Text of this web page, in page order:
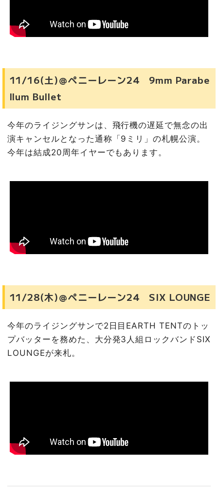
11/16(土)＠ペニーレーン24 9mm Parabe
llum Bullet
今年のライジングサンは、飛行機の遅延で無念の出
演キャンセルとなった通称「9ミリ」の札幌公演。
今年は結成20周年イヤーでもあります。
11/28(木)＠ペニーレーン24 SIX LOUNGE
今年のライジングサンで2日目EARTH TENTのトッ
プバッターを務めた、大分発3人組ロックバンドSIX
LOUNGEが来札。